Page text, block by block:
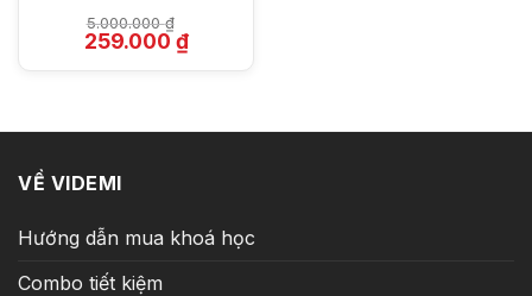
5.000.000₫
Giá
gốc
259.000 ₫Giá
hiện
VỀ VIDEMI
Hướng dẫn mua khoá học
Combo tiết kiệm